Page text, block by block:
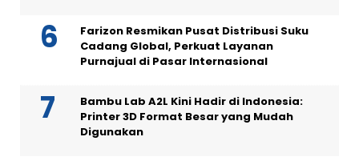
Farizon Resmikan Pusat Distribusi Suku
Cadang Global, Perkuat Layanan
Purnajual di Pasar Internasional
Bambu Lab A2L Kini Hadir di Indonesia:
Printer 3D Format Besar yang Mudah
Digunakan